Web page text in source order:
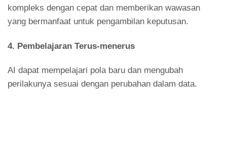
kompleks dengan cepat dan memberikan wawasan
yang bermanfaat untuk pengambilan keputusan.
4. Pembelajaran Terus-menerus
AI dapat mempelajari pola baru dan mengubah
perilakunya sesuai dengan perubahan dalam data.